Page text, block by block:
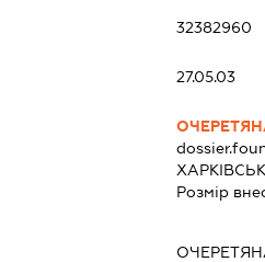
32382960
27.05.03
Розмір